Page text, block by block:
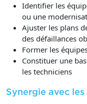
Identifier les
ou une
Ajuster les plans
des défaillances
Former les
Constituer une
les techniciens
Synergie avec